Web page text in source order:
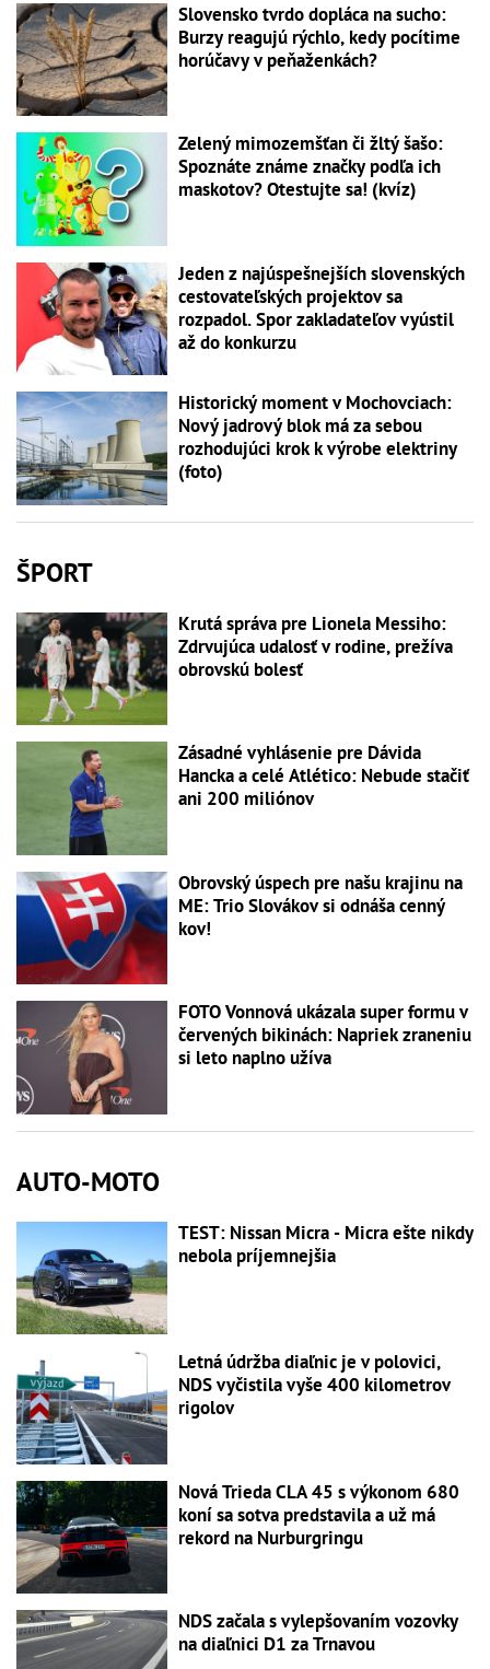
Slovensko tvrdo dopláca na sucho:
Burzy reagujú rýchlo, kedy pocítime
horúčavy v peňaženkách?
Zelený mimozemšťan či žltý šašo:
Spoznáte známe značky podľa ich
maskotov? Otestujte sa! (kvíz)
Jeden z najúspešnejších slovenských
cestovateľských projektov sa
rozpadol. Spor zakladateľov vyústil
až do konkurzu
Historický moment v Mochovciach:
Nový jadrový blok má za sebou
rozhodujúci krok k výrobe elektriny
(foto)
ŠPORT
Krutá správa pre Lionela Messiho:
Zdrvujúca udalosť v rodine, prežíva
obrovskú bolesť
Zásadné vyhlásenie pre Dávida
Hancka a celé Atlético: Nebude stačiť
ani 200 miliónov
Obrovský úspech pre našu krajinu na
ME: Trio Slovákov si odnáša cenný
kov!
FOTO Vonnová ukázala super formu v
červených bikinách: Napriek zraneniu
si leto naplno užíva
AUTO-MOTO
TEST: Nissan Micra - Micra ešte nikdy
nebola príjemnejšia
Letná údržba diaľnic je v polovici,
NDS vyčistila vyše 400 kilometrov
rigolov
Nová Trieda CLA 45 s výkonom 680
koní sa sotva predstavila a už má
rekord na Nurburgringu
NDS začala s vylepšovaním vozovky
na diaľnici D1 za Trnavou